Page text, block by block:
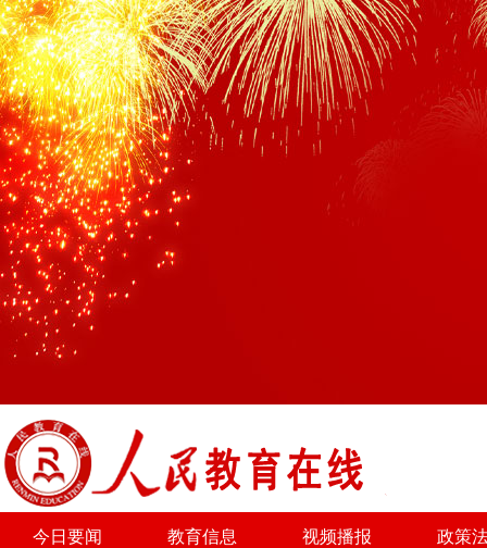
今日要闻 教育信息 视频播报 政策